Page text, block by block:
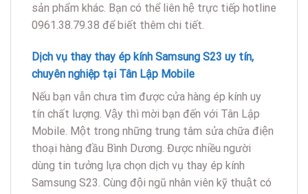
sản phẩm khác. Bạn có thể liên hệ trực tiếp hotline
0961.38.79.38 để biết thêm chi tiết.
Dịch vụ thay thay ép kính Samsung S23 uy tín,
chuyên nghiệp tại Tân Lập Mobile
Nếu bạn vẫn chưa tìm được cửa hàng ép kính uy
tín chất lượng. Vậy thì mời bạn đến với Tân Lập
Mobile. Một trong những trung tâm sửa chữa điện
thoại hàng đầu Bình Dương. Được nhiều người
dùng tin tưởng lựa chọn dịch vụ thay ép kính
Samsung S23. Cùng đội ngũ nhân viên kỹ thuật có